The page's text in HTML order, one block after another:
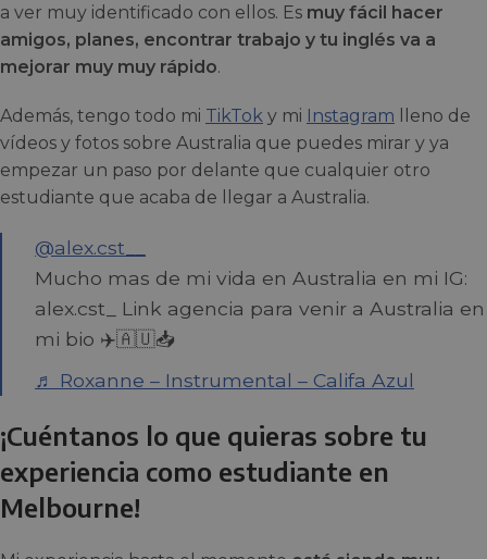
a ver muy identificado con ellos. Es muy fácil hacer
amigos, planes, encontrar trabajo y tu inglés va a
mejorar muy muy rápido.
Además, tengo todo mi TikTok y mi Instagram lleno de
vídeos y fotos sobre Australia que puedes mirar y ya
empezar un paso por delante que cualquier otro
estudiante que acaba de llegar a Australia.
@alex.cst__
Mucho mas de mi vida en Australia en mi IG:
alex.cst_ Link agencia para venir a Australia en
mi bio ✈️🇦🇺📥
♬ Roxanne – Instrumental – Califa Azul
¡Cuéntanos lo que quieras sobre tu
experiencia como estudiante en
Melbourne!